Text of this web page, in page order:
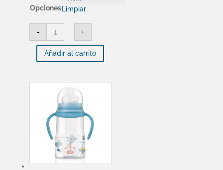
Opciones Limpiar
-
BABELITO
Mamadera
Boca
Ancha
Con
T1
13721
cantidad
+
Añadir al carrito